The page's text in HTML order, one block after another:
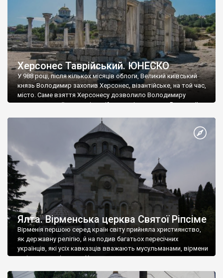
Херсонес Таврійський. ЮНЕСКО
У 988 році, після кількох місяців облоги, Великий київський
князь Володимир захопив Херсонес, візантійське, на той час,
місто. Саме взяття Херсонесу дозволило Володимиру
диктувати свої умови візантійському імператору Василю ІІ, та
Херсонесі Володимир-язичник, став Василем-християнином.
А потім було Хрещення Русі. На честь Херсонесу Таврійського
Ялта. Вірменська церква Святої Ріпсіме
Вірменія першою серед країн світу прийняла християнство,
як державну релігію, й на подив багатьох пересічних
українців, які усіх кавказців вважають мусульманами, вірмени
є відданими вірянами Христа